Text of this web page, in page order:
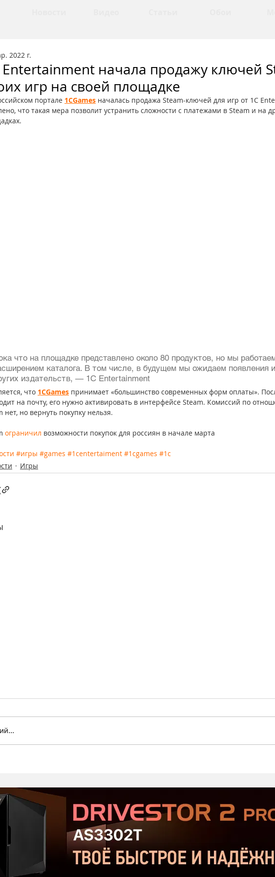
начала продажу ключей
игр на своей площадке
2022 г.
портале 1CGames началась продажа Steam-ключей для игр от 1С
что такая мера позволит устранить сложности с платежами в Steam и на
что на площадке представлено около 80 продуктов, но мы
каталога. В том числе, в будущем мы ожидаем появления
издательств, — 1С Entertainment
что 1CGames принимает «большинство современных форм оплаты».
на почту, его нужно активировать в интерфейсе Steam. Комиссий по
нет, но вернуть покупку нельзя.
ограничил возможности покупок для россиян в начале марта
#игры #games #1centertaiment #1cgames #1с
Игры
корпусе
Serious Sam: Shatterverse в
и